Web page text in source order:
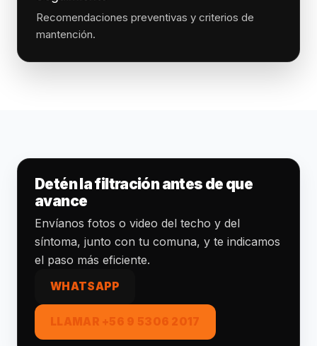
Recomendaciones preventivas y criterios de
mantención.
Detén la filtración antes de que
avance
Envíanos fotos o video del techo y del
síntoma, junto con tu comuna, y te indicamos
el paso más eficiente.
WHATSAPP
LLAMAR +56 9 5306 2017